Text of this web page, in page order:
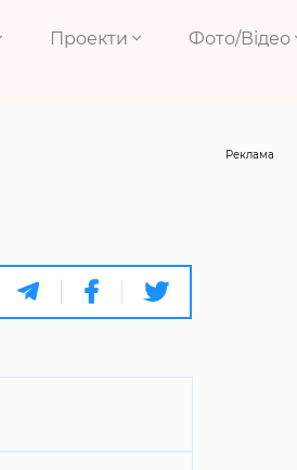
Проекти Фото/Відео
Реклама